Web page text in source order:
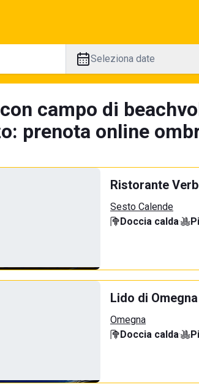
Seleziona date
campo di
prenota online
Ristorante
Sesto Calende
Doccia calda·
Lido di Omegna
Omegna
Doccia calda·